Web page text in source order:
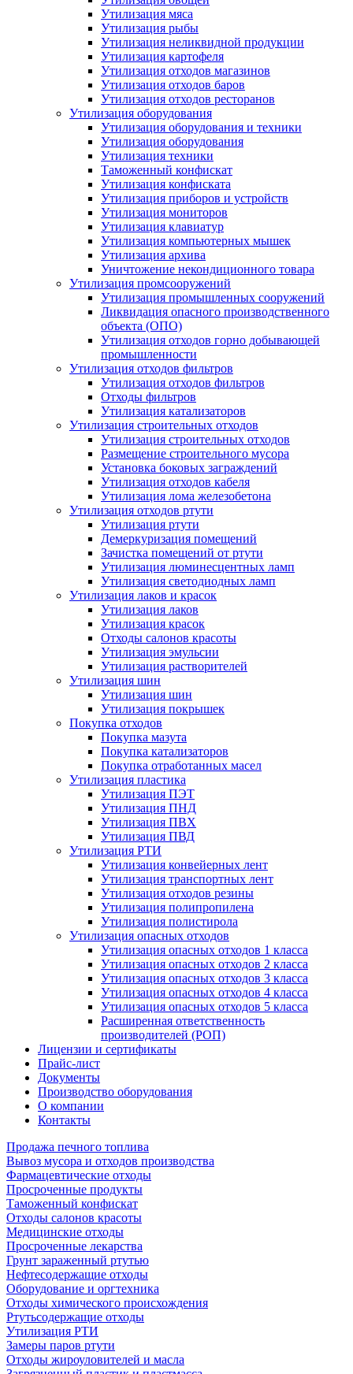
Утилизация мяса
Утилизация рыбы
Утилизация неликвидной продукции
Утилизация картофеля
Утилизация отходов магазинов
Утилизация отходов баров
Утилизация отходов ресторанов
Утилизация оборудования
Утилизация оборудования и техники
Утилизация оборудования
Утилизация техники
Таможенный конфискат
Утилизация конфиската
Утилизация приборов и устройств
Утилизация мониторов
Утилизация клавиатур
Утилизация компьютерных мышек
Утилизация архива
Уничтожение некондиционного товара
Утилизация промсооружений
Утилизация промышленных сооружений
Ликвидация опасного производственного
объекта (ОПО)
Утилизация отходов горно добывающей
промышленности
Утилизация отходов фильтров
Утилизация отходов фильтров
Отходы фильтров
Утилизация катализаторов
Утилизация строительных отходов
Утилизация строительных отходов
Размещение строительного мусора
Установка боковых заграждений
Утилизация отходов кабеля
Утилизация лома железобетона
Утилизация отходов ртути
Утилизация ртути
Демеркуризация помещений
Зачистка помещений от ртути
Утилизация люминесцентных ламп
Утилизация светодиодных ламп
Утилизация лаков и красок
Утилизация лаков
Утилизация красок
Отходы салонов красоты
Утилизация эмульсии
Утилизация растворителей
Утилизация шин
Утилизация шин
Утилизация покрышек
Покупка отходов
Покупка мазута
Покупка катализаторов
Покупка отработанных масел
Утилизация пластика
Утилизация ПЭТ
Утилизация ПНД
Утилизация ПВХ
Утилизация ПВД
Утилизация РТИ
Утилизация конвейерных лент
Утилизация транспортных лент
Утилизация отходов резины
Утилизация полипропилена
Утилизация полистирола
Утилизация опасных отходов
Утилизация опасных отходов 1 класса
Утилизация опасных отходов 2 класса
Утилизация опасных отходов 3 класса
Утилизация опасных отходов 4 класса
Утилизация опасных отходов 5 класса
Расширенная ответственность
производителей (РОП)
Лицензии и сертификаты
Прайс-лист
Документы
Производство оборудования
О компании
Контакты
Продажа печного топлива
Вывоз мусора и отходов производства
Фармацевтические отходы
Просроченные продукты
Таможенный конфискат
Отходы салонов красоты
Медицинские отходы
Просроченные лекарства
Грунт зараженный ртутью
Нефтесодержащие отходы
Оборудование и оргтехника
Отходы химического происхождения
Ртутьсодержащие отходы
Утилизация РТИ
Замеры паров ртути
Отходы жироуловителей и масла